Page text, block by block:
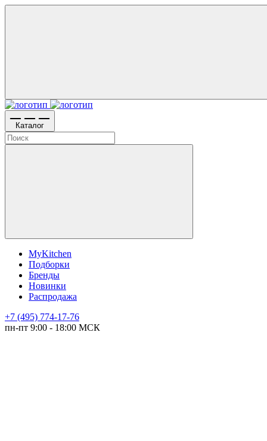
Каталог
MyKitchen
Подборки
Бренды
Новинки
Распродажа
+7 (495) 774-17-76
пн-пт 9:00 - 18:00 МСК